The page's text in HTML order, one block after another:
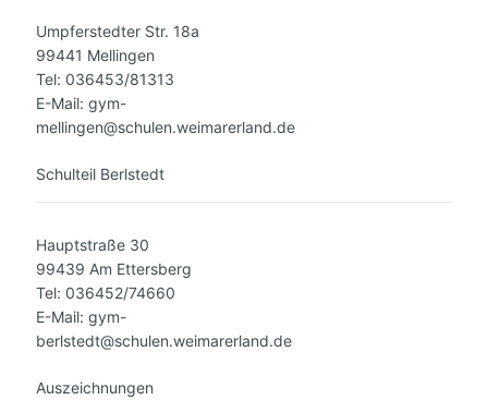
Umpferstedter Str. 18a
99441 Mellingen
Tel: 036453/81313
E-Mail: gym-
mellingen@schulen.weimarerland.de
Schulteil Berlstedt
Hauptstraße 30
99439 Am Ettersberg
Tel: 036452/74660
E-Mail: gym-
berlstedt@schulen.weimarerland.de
Auszeichnungen